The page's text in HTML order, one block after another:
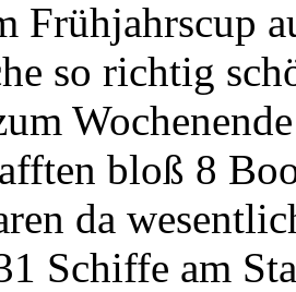
Frühjahrscup
so richtig
bloß 8
da
Schiffe am